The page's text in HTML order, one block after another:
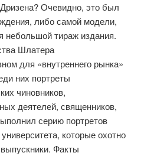
Очевидно, это был
либо самой модели,
небольшой тираж издания.
Шлатера
для «внутреннего рынка»
них портреты
чиновников,
деятелей, священников,
серию портретов
которые охотно
Факты